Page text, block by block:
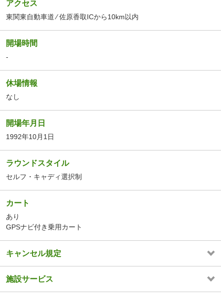
アクセス
東関東自動車道 ⁄ 佐原香取ICから10km以内
開場時間
-
休場情報
なし
開場年月日
1992年10月1日
ラウンドスタイル
セルフ・キャディ選択制
カート
あり
GPSナビ付き乗用カート
キャンセル規定
施設サービス